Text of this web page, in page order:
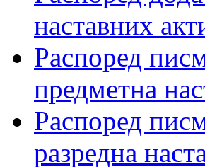
наставних
Распоред
предметна
Распоред
разредна